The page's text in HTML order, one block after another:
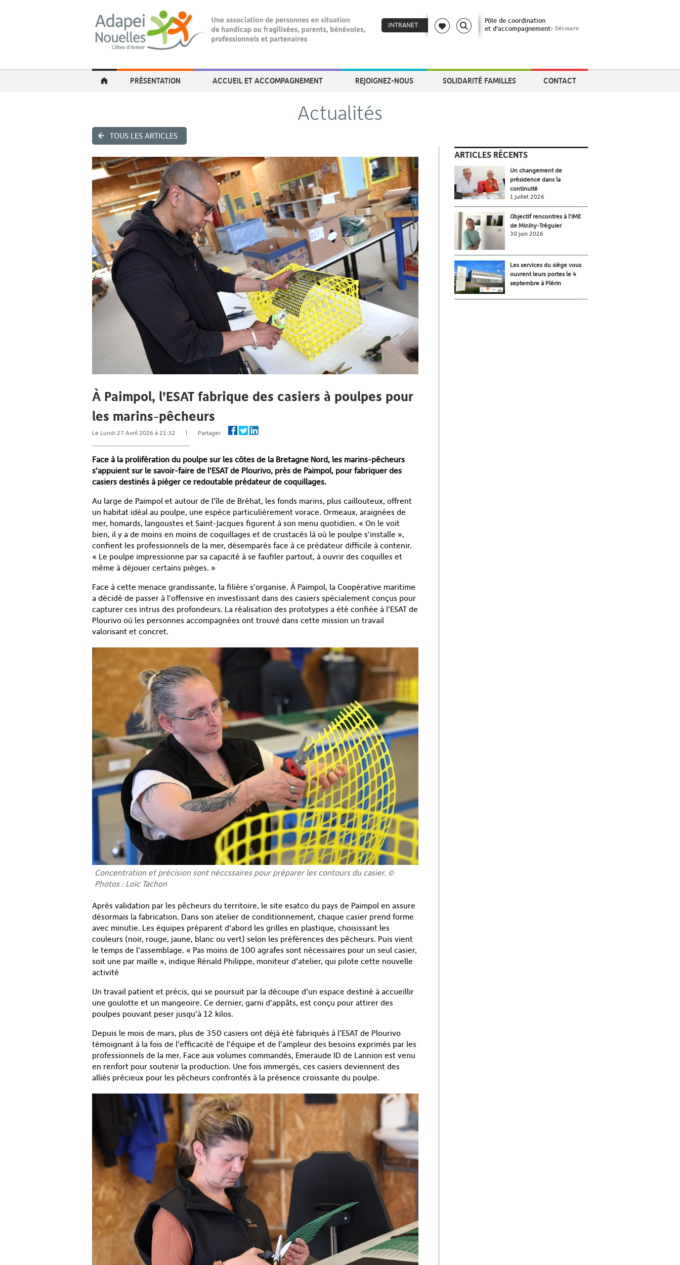
INTRANET
Pôle de coordination
et d’accompagnement> Découvrir
PRÉSENTATION ACCUEIL ET ACCOMPAGNEMENT REJOIGNEZ-NOUS SOLIDARITÉ FAMILLES CONTACT
TOUS LES ARTICLES
Actualités
À Paimpol, l’ESAT fabrique des casiers à poulpes pour
les marins-pêcheurs
Le Lundi 27 Avril 2026 à 21:32 | Partager
Face à la prolifération du poulpe sur les côtes de la Bretagne Nord, les marins-pêcheurs
s’appuient sur le savoir-faire de l’ESAT de Plourivo, près de Paimpol, pour fabriquer des
casiers destinés à piéger ce redoutable prédateur de coquillages.
Au large de Paimpol et autour de l’île de Bréhat, les fonds marins, plus caillouteux, offrent
un habitat idéal au poulpe, une espèce particulièrement vorace. Ormeaux, araignées de
mer, homards, langoustes et Saint-Jacques figurent à son menu quotidien. « On le voit
bien, il y a de moins en moins de coquillages et de crustacés là où le poulpe s’installe »,
confient les professionnels de la mer, désemparés face à ce prédateur difficile à contenir.
« Le poulpe impressionne par sa capacité à se faufiler partout, à ouvrir des coquilles et
même à déjouer certains pièges. »
Face à cette menace grandissante, la filière s’organise. À Paimpol, la Coopérative maritime
a décidé de passer à l’offensive en investissant dans des casiers spécialement conçus pour
capturer ces intrus des profondeurs. La réalisation des prototypes a été confiée à l’ESAT de
Plourivo où les personnes accompagnées ont trouvé dans cette mission un travail
valorisant et concret.
Concentration et précision sont néccssaires pour préparer les contours du casier. ©
Photos : Loïc Tachon
Après validation par les pêcheurs du territoire, le site esatco du pays de Paimpol en assure
désormais la fabrication. Dans son atelier de conditionnement, chaque casier prend forme
avec minutie. Les équipes préparent d’abord les grilles en plastique, choisissant les
couleurs (noir, rouge, jaune, blanc ou vert) selon les préférences des pêcheurs. Puis vient
le temps de l’assemblage. « Pas moins de 100 agrafes sont nécessaires pour un seul casier,
soit une par maille », indique Rénald Philippe, moniteur d’atelier, qui pilote cette nouvelle
activité
Un travail patient et précis, qui se poursuit par la découpe d’un espace destiné à accueillir
une goulotte et un mangeoire. Ce dernier, garni d’appâts, est conçu pour attirer des
poulpes pouvant peser jusqu’à 12 kilos.
Depuis le mois de mars, plus de 350 casiers ont déjà été fabriqués à l’ESAT de Plourivo
témoignant à la fois de l’efficacité de l’équipe et de l’ampleur des besoins exprimés par les
professionnels de la mer. Face aux volumes commandés, Emeraude ID de Lannion est venu
en renfort pour soutenir la production. Une fois immergés, ces casiers deviennent des
alliés précieux pour les pêcheurs confrontés à la présence croissante du poulpe.
ARTICLES RÉCENTS
Un changement de
présidence dans la
continuité
1 juillet 2026
Objectif rencontres à l’IME
de Minihy-Tréguier
30 juin 2026
Les services du siège vous
ouvrent leurs portes le 4
septembre à Plérin